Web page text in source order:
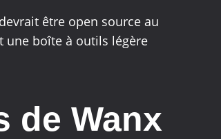
être open source au
une boîte à outils légère
de Wanx